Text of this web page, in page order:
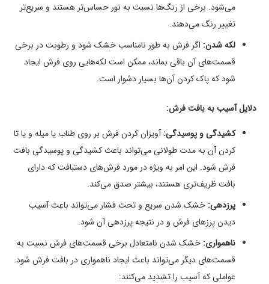
می‌شود. برخی از رنگ‌ها نسبت به نور حساس‌تر هستند و سریع‌تر
تغییر رنگ می‌دهند.
لکه شدن: اگر فرش به طور نامناسب خشک شود و رطوبت در برخی
قسمت‌های آن باقی بماند، ممکن است لکه‌هایی روی فرش ایجاد
شود که پاک کردن آن‌ها بسیار دشوار است.
دلایل آسیب به بافت فرش:
کشیدگی و پوسیدگی:آویزان کردن فرش بر روی طناب یا میله و یا تا
کردن آن به مدت طولانی می‌تواند باعث کشیدگی و پوسیدگی بافت
فرش شود. این امر به ویژه در مورد فرش‌های دستبافت که دارای
بافت ظریف‌تری هستند، بیشتر صدق می‌کند.
پرزدهی: خشک شدن سریع و تحت فشار می‌تواند باعث آسیب
دیدن پرزهای فرش و در نتیجه پرزدهی آن شود.
ناهمواری: خشک شدن نامتعادل برخی قسمت‌های فرش نسبت به
قسمت‌های دیگر می‌تواند باعث ایجاد ناهمواری در بافت فرش شود.
عواملی که آسیب را تشدید می‌کنند: